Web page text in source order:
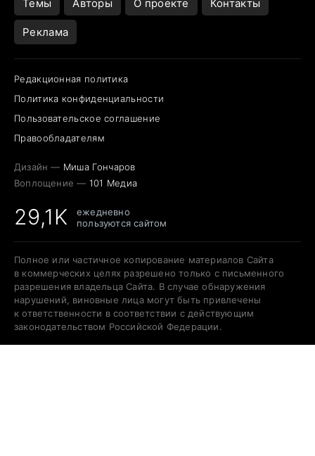
Темы Авторы О проекте Контакты
Реклама
Редакционная политика
Политика конфиденциальности
Пользовательское соглашение
Правообладателям
Дизайн — Миша Гончаров
Воплощение — 101 Медиа
29,1K
ежедневно
пользуются сайтом
Полное или частичное копирование материалов Сайта
в коммерческих целях разрешено только с письменного
разрешения владельца Сайта. В случае обнаружения
нарушений, виновные лица могут быть привлечены
к ответственности в соответствии с действующим
законодательством Российской Федерации.